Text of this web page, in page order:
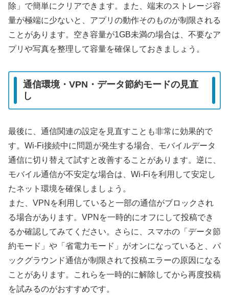
除」で簡単にクリアできます。また、端末のストレージ容
量が極端に少ないと、アプリの動作そのものが制限される
ことがあります。空き容量が1GB未満の場合は、不要なア
プリや写真を整理して容量を確保しておきましょう。
通信環境・VPN・データ節約モードの見直
し
最後に、通信関連の設定を見直すことも非常に効果的で
す。Wi-Fi接続中に問題が発生する場合、モバイルデータ
通信に切り替えて試すと改善することがあります。逆に、
モバイル通信が不安定な場合は、Wi-Fiを利用して安定し
たネット環境を確保しましょう。
また、VPNを利用していると一部の通信がブロックされ
る場合があります。VPNを一時的にオフにして投稿でき
るか確認してみてください。さらに、スマホの「データ節
約モード」や「省電力モード」がオンになっていると、バ
ックグラウンド通信が制限されて投稿エラーの原因になる
ことがあります。これらを一時的に解除してから再度投稿
を試みるのがおすすめです。